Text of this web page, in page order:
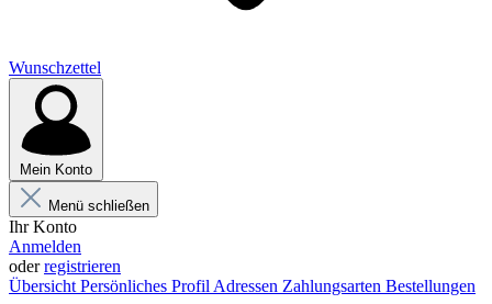
Wunschzettel
Mein Konto
Menü schließen
Ihr Konto
Anmelden
oderregistrieren
Übersicht Persönliches Profil Adressen Zahlungsarten Bestellungen